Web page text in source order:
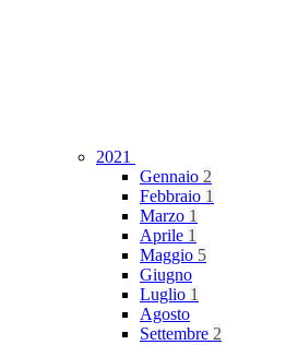
2021
Gennaio 2
Febbraio 1
Marzo 1
Aprile 1
Maggio 5
Giugno
Luglio 1
Agosto
Settembre 2